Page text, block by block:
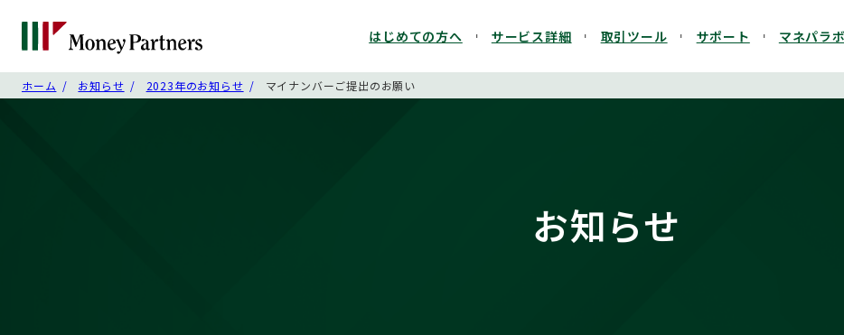
はじめての方へ サービス詳細 取引ツール サポート マネパラボ
ホーム お知らせ 2023年のお知らせ マイナンバーご提出のお願い
お知らせ